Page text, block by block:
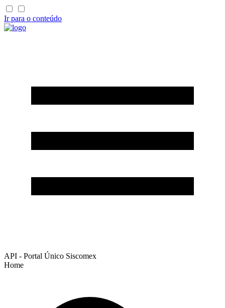
Ir para o conteúdo
API - Portal Único Siscomex
Home